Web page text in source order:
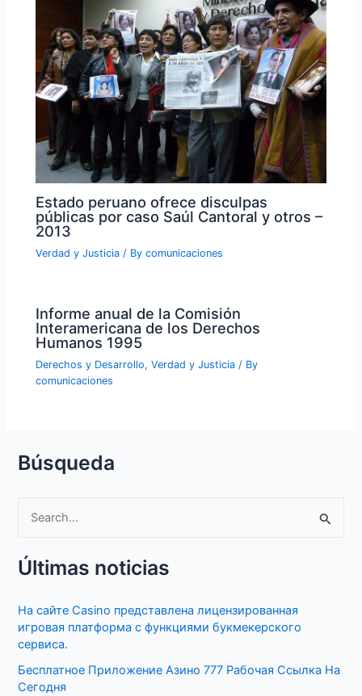
Estado peruano ofrece disculpas
públicas por caso Saúl Cantoral y otros –
2013
Verdad y Justicia / Bycomunicaciones
Informe anual de la Comisión
Interamericana de los Derechos
Humanos 1995
Derechos y Desarrollo,Verdad y Justicia / By
comunicaciones
Búsqueda
a
c
o
Últimas noticias
На сайте Casino представлена лицензированная
игровая платформа с функциями букмекерского
сервиса.
Бесплатное Приложение Азино 777 Рабочая Ссылка На
Сегодня